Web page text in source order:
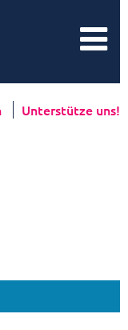
Unterstütze uns!